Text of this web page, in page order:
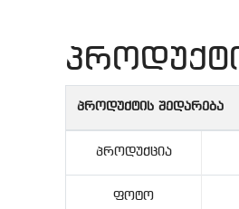
პროდუქტის შედარება
Პროდუქცია
Ფოტო